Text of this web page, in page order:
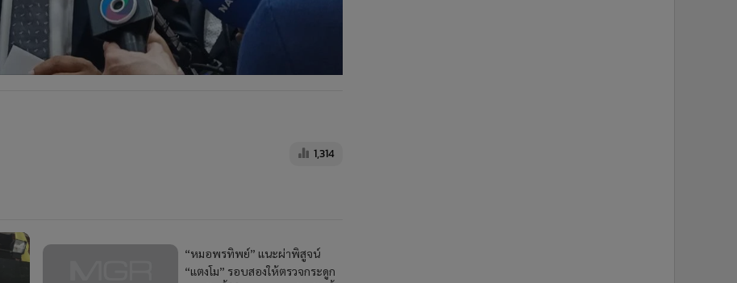
1,314
“หมอพรทิพย์” แนะผ่าพิสูจน์
“แตงโม” รอบสองให้ตรวจกระดูก